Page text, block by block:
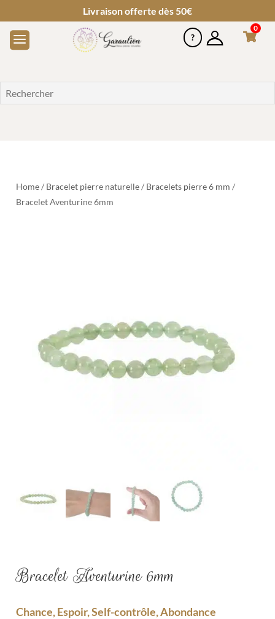
Livraison offerte dès 50€
0
Home/ Bracelet pierre naturelle/ Bracelets pierre 6 mm /
Bracelet Aventurine 6mm
Bracelet Aventurine 6mm
Chance, Espoir, Self-contrôle, Abondance